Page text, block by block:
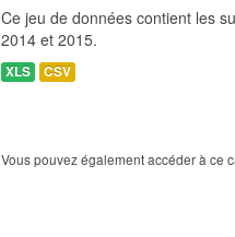
Ce jeu de données contient les
2014 et 2015.
XLS CSV
Vous pouvez également accéder à ce